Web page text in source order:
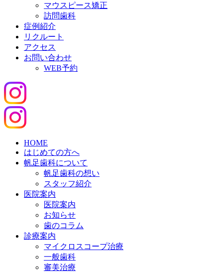
マウスピース矯正
訪問歯科
症例紹介
リクルート
アクセス
お問い合わせ
WEB予約
HOME
はじめての方へ
帆足歯科について
帆足歯科の想い
スタッフ紹介
医院案内
医院案内
お知らせ
歯のコラム
診療案内
マイクロスコープ治療
一般歯科
審美治療